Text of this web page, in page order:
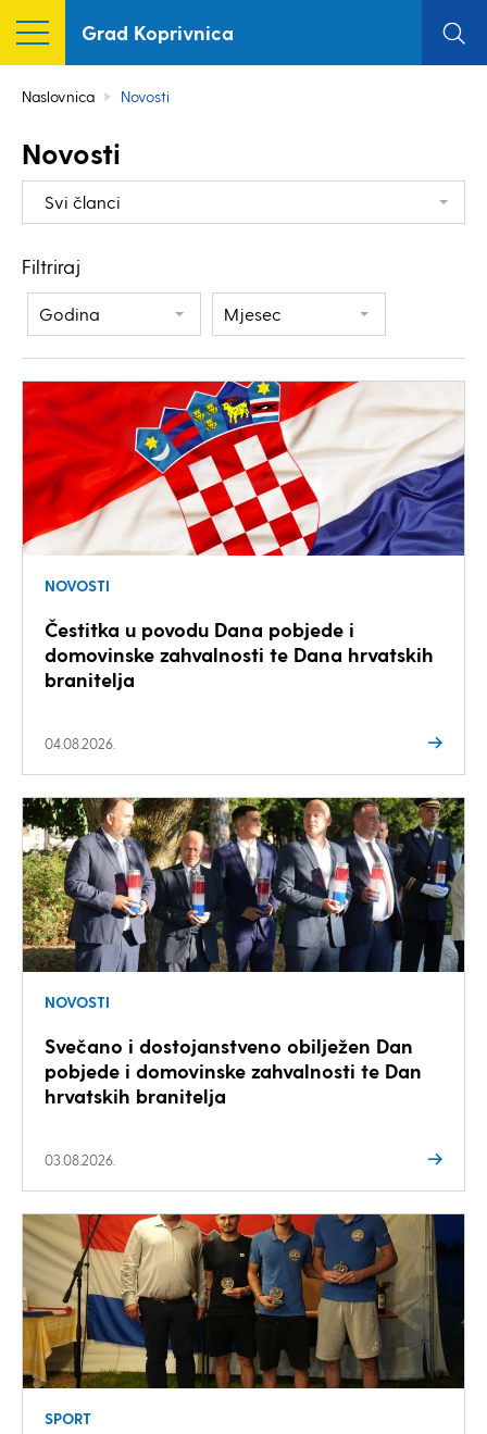
Grad Koprivnica
Naslovnica Novosti
Novosti
Svi članci
Filtriraj
Godina Mjesec
NOVOSTI
Čestitka u povodu Dana pobjede i
domovinske zahvalnosti te Dana hrvatskih
branitelja
04.08.2026.
NOVOSTI
Svečano i dostojanstveno obilježen Dan
pobjede i domovinske zahvalnosti te Dan
hrvatskih branitelja
03.08.2026.
SPORT